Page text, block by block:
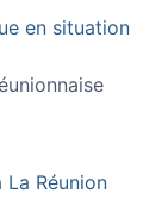
en situation
Réunion